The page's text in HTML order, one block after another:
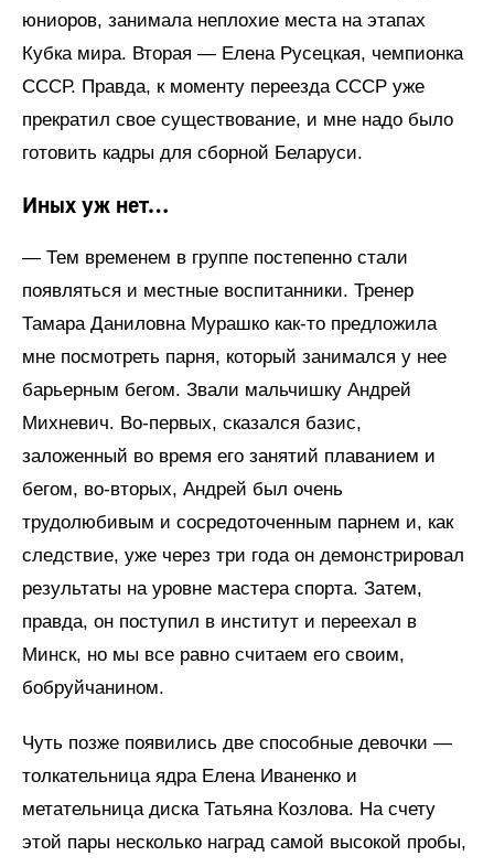
юниоров, занимала неплохие места на этапах
Кубка мира. Вторая — Елена Русецкая, чемпионка
СССР. Правда, к моменту переезда СССР уже
прекратил свое существование, и мне надо было
готовить кадры для сборной Беларуси.
Иных уж нет…
— Тем временем в группе постепенно стали
появляться и местные воспитанники. Тренер
Тамара Даниловна Мурашко как-то предложила
мне посмотреть парня, который занимался у нее
барьерным бегом. Звали мальчишку Андрей
Михневич. Во-первых, сказался базис,
заложенный во время его занятий плаванием и
бегом, во-вторых, Андрей был очень
трудолюбивым и сосредоточенным парнем и, как
следствие, уже через три года он демонстрировал
результаты на уровне мастера спорта. Затем,
правда, он поступил в институт и переехал в
Минск, но мы все равно считаем его своим,
бобруйчанином.
Чуть позже появились две способные девочки —
толкательница ядра Елена Иваненко и
метательница диска Татьяна Козлова. На счету
этой пары несколько наград самой высокой пробы,